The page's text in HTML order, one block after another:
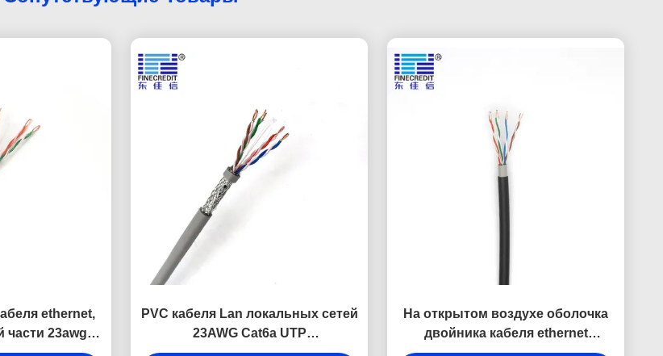
ethernet,
части 23awg
PVC кабеля Lan локальных сетей
23AWG Cat6a UTP
переплетенный 4 пары обшил
На открытом воздухе оболочка
двойника кабеля ethernet
захоронения 23AWG 0.56mm